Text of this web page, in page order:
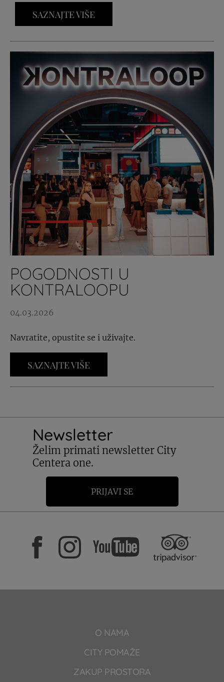
SAZNAJTE VIŠE
POGODNOSTI U
KONTRALOOPU
04.03.2026
Navratite, opustite se i uživajte.
SAZNAJTE VIŠE
Newsletter
Želim primati newsletter City
Centera one.
PRIJAVI SE
O NAMA
CITY POMAŽE
ZAKUP PROSTORA